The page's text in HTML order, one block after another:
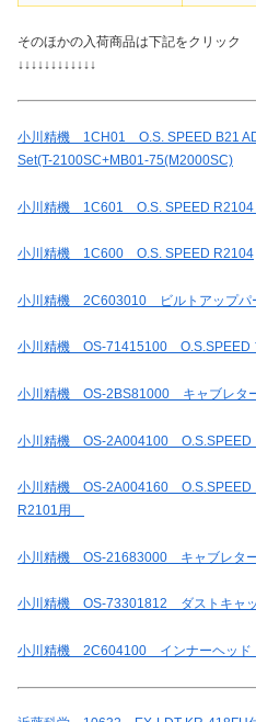
そのほかの入荷商品は下記をクリック
↓↓↓↓↓↓↓↓↓↓↓↓
小川精機 1CH01 O.S. SPEED B21
Set(T-2100SC+MB01-75(M2000SC)
小川精機 1C601 O.S. SPEED R2104
小川精機 1C600 O.S. SPEED R2104
小川精機 2C603010 ビルトアップパ
小川精機 OS-71415100 O.S.SPEED
小川精機 OS-2BS81000 キャブレタ
小川精機 OS-2A004100
小川精機 OS-2A004160
R2101用
小川精機 OS-21683000 キャブレタ
小川精機 OS-73301812 ダストキャ
小川精機 2C604100 インナーヘッ